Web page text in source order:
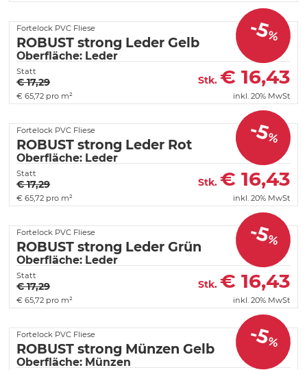
-5%
Fortelock PVC Fliese
ROBUST strong Leder Gelb
Oberfläche: Leder
Statt
€ 17,29 Stk. € 16,43
€ 65,72 pro m² inkl. 20% MwSt
-5%
Fortelock PVC Fliese
ROBUST strong Leder Rot
Oberfläche: Leder
Statt
€ 17,29 Stk. € 16,43
€ 65,72 pro m² inkl. 20% MwSt
-5%
Fortelock PVC Fliese
ROBUST strong Leder Grün
Oberfläche: Leder
Statt
€ 17,29 Stk. € 16,43
€ 65,72 pro m² inkl. 20% MwSt
-5%
Fortelock PVC Fliese
ROBUST strong Münzen Gelb
Oberfläche: Münzen